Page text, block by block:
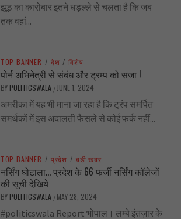
झूठ का कारोबार इतने धड़ल्ले से चलता है कि जब
तक वहां...
TOP BANNER / देश / विशेष
पोर्न अभिनेत्री से संबंध और ट्रम्प को सजा !
BY POLITICSWALA / JUNE 1, 2024
अमरीका में यह भी माना जा रहा है कि ट्रंप समर्पित
समर्थकों में इस अदालती फैसले से कोई फर्क नहीं...
TOP BANNER / प्रदेश / बड़ी खबर
नर्सिंग घोटाला… प्रदेश के 66 फर्जी नर्सिंग कॉलेजों
की सूची देखिये
BY POLITICSWALA / MAY 28, 2024
#politicswala Report भोपाल। लम्बे इंतज़ार के